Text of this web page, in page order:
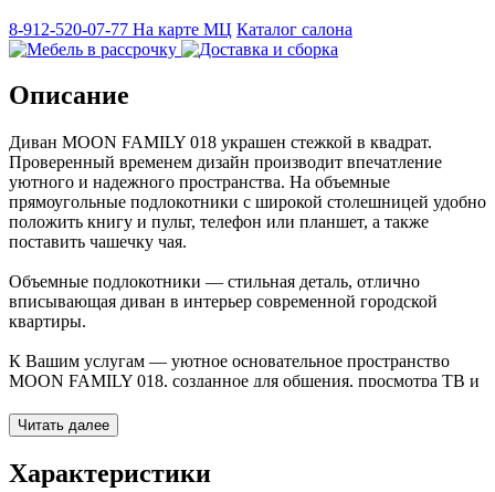
8-912-520-07-77 На карте МЦ Каталог салона
Описание
Диван MOON FAMILY 018 украшен стежкой в квадрат.
Проверенный временем дизайн производит впечатление
уютного и надежного пространства. На объемные
прямоугольные подлокотники с широкой столешницей удобно
положить книгу и пульт, телефон или планшет, а также
поставить чашечку чая.
Объемные подлокотники — стильная деталь, отлично
вписывающая диван в интерьер современной городской
квартиры.
К Вашим услугам — уютное основательное пространство
MOON FAMILY 018, созданное для общения, просмотра ТВ и
Фактура обивочного материала подбирается дизайнерами с
учетом технологических и стилевых особенностей дивана.
Профессиональный подход к подбору типа и цвета ткани
Читать далее
Характеристики